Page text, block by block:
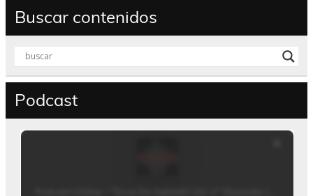
Buscar contenidos
Podcast